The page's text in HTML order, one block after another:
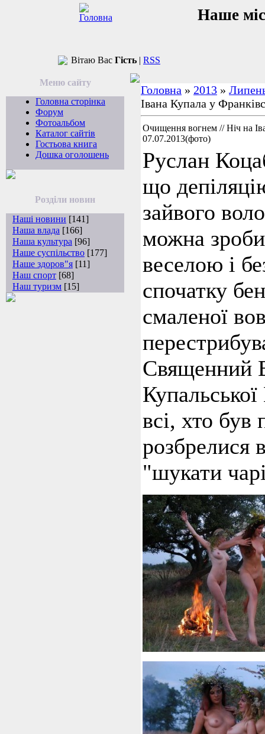
Наше
Вітаю Вас Гість | RSS
Меню сайту
Головна сторінка
Форум
Фотоальбом
Каталог сайтів
Гостьова книга
Дошка оголошень
Розділи новин
Наші новини [141]
Наша влада [166]
Наша культура [96]
Наше суспільство [177]
Наше здоров"я [11]
Наш спорт [68]
Наш туризм [15]
Головна » 2013 »
Івана Купала у
Очищення вогнем // Ніч на
07.07.2013(фото)
Руслан
що
зайвого
можна
веселою і
спочатку
смаленої
Священний
всі, хто був
розбрелися
"шукати